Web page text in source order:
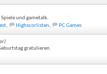
und gametalk.
, Highscorlisten, PC Games
gratulieren.